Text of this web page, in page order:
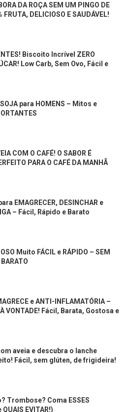
DA ROÇA SEM UM PINGO DE
FRUTA, DELICIOSO E SAUDÁVEL!
Biscoito Incrível ZERO
Low Carb, Sem Ovo, Fácil e
SOJA para HOMENS – Mitos e
COM O CAFÉ! O SABOR É
PARA O CAFÉ DA MANHÃ
EMAGRECER, DESINCHAR e
– Fácil, Rápido e Barato
Muito FÁCIL e RÁPIDO – SEM
e ANTI-INFLAMATÓRIA –
À VONTADE! Fácil, Barata, Gostosa e
aveia e descubra o lanche
Fácil, sem glúten, de frigideira!
Trombose? Coma ESSES
EVITAR!)